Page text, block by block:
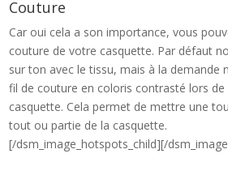
Couture
Car oui cela a son importance, vous
couture de votre casquette. Par défaut
sur ton avec le tissu, mais à la demande
fil de couture en coloris contrasté lors de
casquette. Cela permet de mettre une
tout ou partie de la casquette.
[/dsm_image_hotspots_child][/